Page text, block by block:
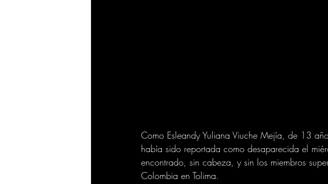
Como Esleandy Yuliana Viuche Mejía, de 13
había sido reportada como desaparecida el
encontrado, sin cabeza, y sin los miembros
Colombia en Tolima.